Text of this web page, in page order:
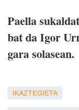
Paella
bat da Igor
gara solasean.
IKAZTEGIETA